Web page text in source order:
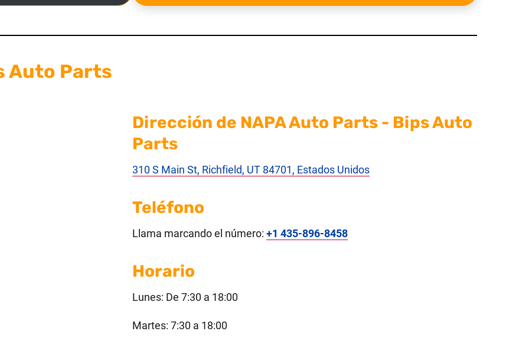
Auto Parts
Dirección de NAPA Auto Parts - Bips Auto
Parts
310 S Main St, Richfield, UT 84701, Estados Unidos
Teléfono
Llama marcando el número: +1 435-896-8458
Horario
Lunes: De 7:30 a 18:00
Martes: 7:30 a 18:00